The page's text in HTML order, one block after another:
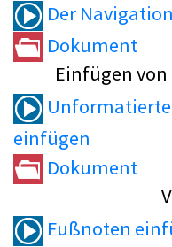
Der
Dokument
Einfügen
einfügen
Dokument
Fußnoten